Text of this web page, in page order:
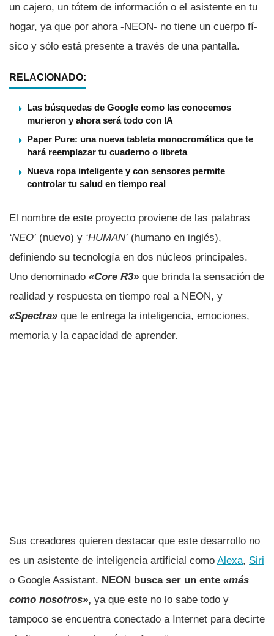
un cajero, un tótem de información o el asistente en tu
hogar, ya que por ahora -NEON- no tiene un cuerpo fí­
sico y sólo está presente a través de una pantalla.
RELACIONADO:
Las búsquedas de Google como las conocemos
murieron y ahora será todo con IA
Paper Pure: una nueva tableta monocromática que te
hará reemplazar tu cuaderno o libreta
Nueva ropa inteligente y con sensores permite
controlar tu salud en tiempo real
El nombre de este proyecto proviene de las palabras
‘NEO’ (nuevo) y ‘HUMAN’ (humano en inglés),
definiendo su tecnologí­a en dos núcleos principales.
Uno denominado «Core R3» que brinda la sensación de
realidad y respuesta en tiempo real a NEON, y
«Spectra» que le entrega la inteligencia, emociones,
memoria y la capacidad de aprender.
Sus creadores quieren destacar que este desarrollo no
es un asistente de inteligencia artificial como Alexa, Siri
o Google Assistant. NEON busca ser un ente «más
como nosotros», ya que este no lo sabe todo y
tampoco se encuentra conectado a Internet para decirte